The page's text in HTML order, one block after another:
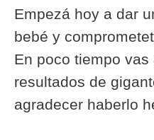
Empezá hoy a dar
bebé y
En poco tiempo
resultados de
agradecer haberlo